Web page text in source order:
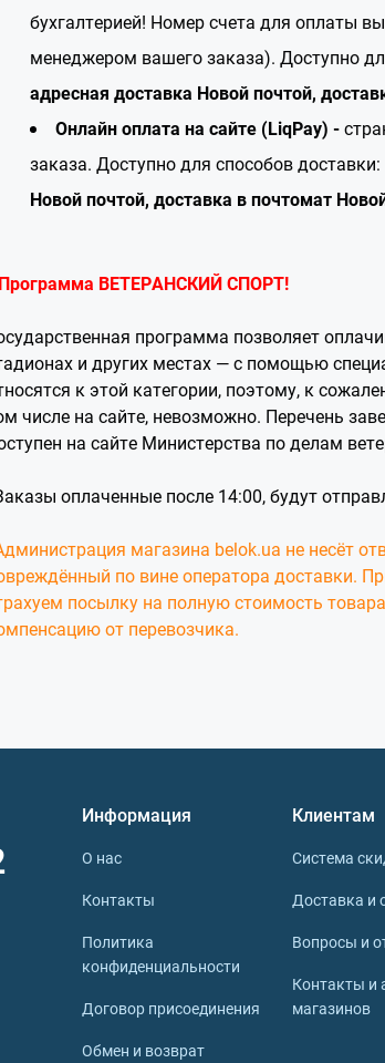
бухгалтерией! Номер счета для оплаты
менеджером вашего заказа). Доступно
адресная доставка Новой почтой,
Онлайн оплата на сайте (LiqPay) -
заказа. Доступно для способов доставки:
Новой почтой, доставка в почтомат
Программа ВЕТЕРАНСКИЙ СПОРТ!
программа позволяет
и других местах — с помощью
к этой категории, поэтому, к
числе на сайте, невозможно. Перечень
на сайте Министерства по делам
оплаченные после 14:00, будут
магазина belok.ua не несёт
по вине оператора доставки.
посылку на полную стоимость
от перевозчика.
Информация
О нас
Контакты
Политика
конфиденциальности
Договор присоединения
Обмен и возврат
Клиентам
Система
Доставка и
Вопросы и
Контакты и
магазинов